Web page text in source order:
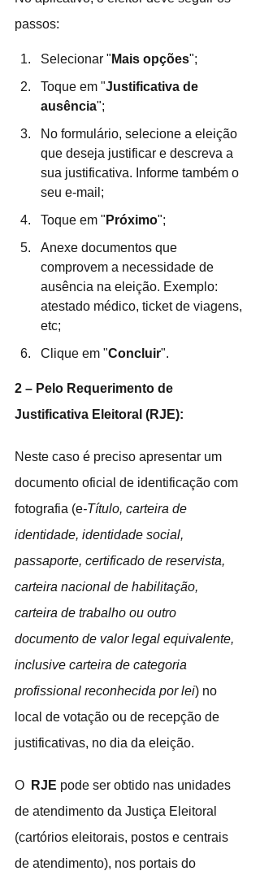
passos:
Selecionar " Mais opções";
Toque em "Justificativa de
ausência";
No formulário, selecione a eleição
que deseja justificar e descreva a
sua justificativa. Informe também o
seu e-mail;
Toque em " Próximo";
Anexe documentos que
comprovem a necessidade de
ausência na eleição. Exemplo:
atestado médico, ticket de viagens,
etc;
Clique em "Concluir".
2 – Pelo Requerimento de
Justificativa Eleitoral (RJE):
Neste caso é preciso apresentar um
documento oficial de identificação com
fotografia (e-Título, carteira de
identidade, identidade social,
passaporte, certificado de reservista,
carteira nacional de habilitação,
carteira de trabalho ou outro
documento de valor legal equivalente,
inclusive carteira de categoria
profissional reconhecida por lei) no
local de votação ou de recepção de
justificativas, no dia da eleição.
O RJE pode ser obtido nas unidades
de atendimento da Justiça Eleitoral
(cartórios eleitorais, postos e centrais
de atendimento), nos portais do